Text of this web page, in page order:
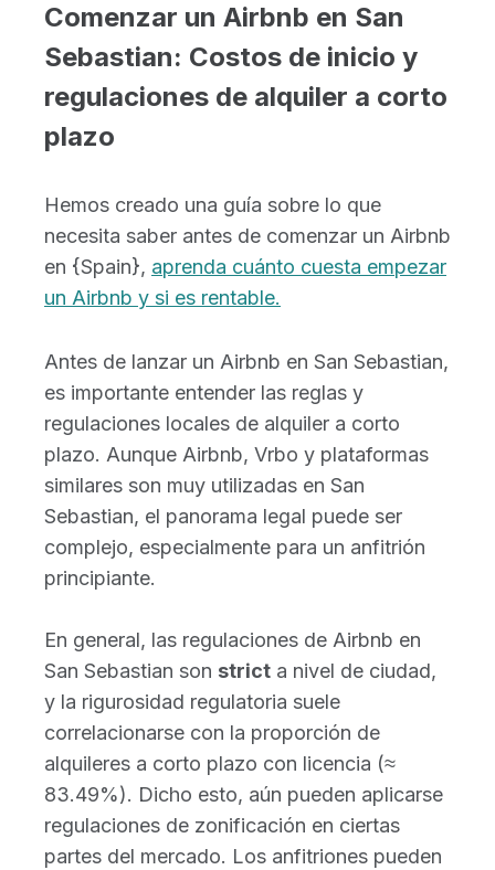
Comenzar un Airbnb en San
Sebastian: Costos de inicio y
regulaciones de alquiler a corto
plazo
Hemos creado una guía sobre lo que
necesita saber antes de comenzar un Airbnb
en {Spain}, aprenda cuánto cuesta empezar
un Airbnb y si es rentable.
Antes de lanzar un Airbnb en San Sebastian,
es importante entender las reglas y
regulaciones locales de alquiler a corto
plazo. Aunque Airbnb, Vrbo y plataformas
similares son muy utilizadas en San
Sebastian, el panorama legal puede ser
complejo, especialmente para un anfitrión
principiante.
En general, las regulaciones de Airbnb en
San Sebastian son strict a nivel de ciudad,
y la rigurosidad regulatoria suele
correlacionarse con la proporción de
alquileres a corto plazo con licencia (≈
83.49%). Dicho esto, aún pueden aplicarse
regulaciones de zonificación en ciertas
partes del mercado. Los anfitriones pueden